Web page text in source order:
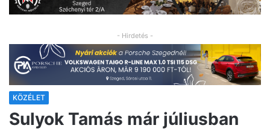
- Hirdetés -
KÖZÉLET
Sulyok Tamás már júliusban